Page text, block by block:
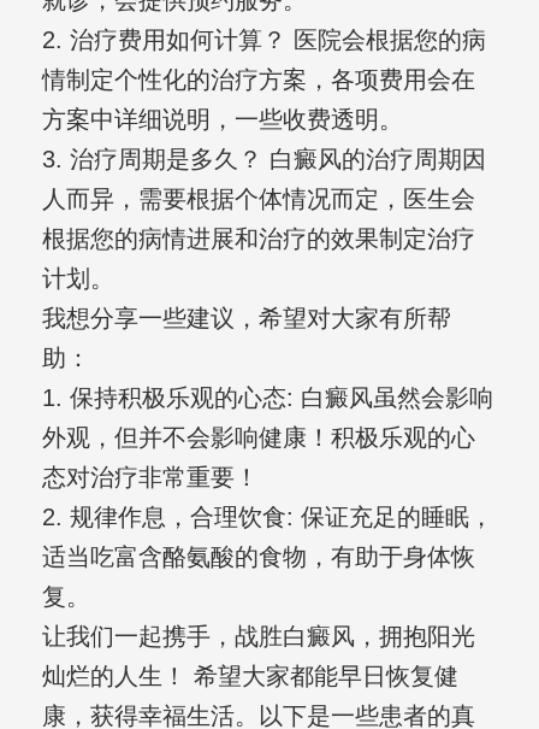
2. 治疗费用如何计算？ 医院会根据您的病
情制定个性化的治疗方案，各项费用会在
方案中详细说明，一些收费透明。
3. 治疗周期是多久？ 白癜风的治疗周期因
人而异，需要根据个体情况而定，医生会
根据您的病情进展和治疗的效果制定治疗
计划。
我想分享一些建议，希望对大家有所帮
助：
1. 保持积极乐观的心态: 白癜风虽然会影响
外观，但并不会影响健康！积极乐观的心
态对治疗非常重要！
2. 规律作息，合理饮食: 保证充足的睡眠，
适当吃富含酪氨酸的食物，有助于身体恢
复。
让我们一起携手，战胜白癜风，拥抱阳光
灿烂的人生！ 希望大家都能早日恢复健
康，获得幸福生活。以下是一些患者的真